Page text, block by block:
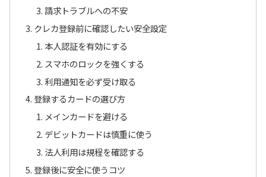
請求トラブルへの不安
クレカ登録前に確認したい安全設定
本人認証を有効にする
スマホのロックを強くする
利用通知を必ず受け取る
登録するカードの選び方
メインカードを避ける
デビットカードは慎重に使う
法人利用は規程を確認する
登録後に安全に使うコツ